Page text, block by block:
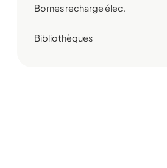
Bornes recharge élec.
Bibliothèques